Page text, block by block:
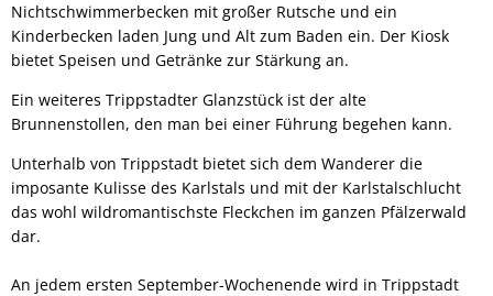
Nichtschwimmerbecken mit großer Rutsche und ein
Kinderbecken laden Jung und Alt zum Baden ein. Der Kiosk
bietet Speisen und Getränke zur Stärkung an.
Ein weiteres Trippstadter Glanzstück ist der alte
Brunnenstollen, den man bei einer Führung begehen kann.
Unterhalb von Trippstadt bietet sich dem Wanderer die
imposante Kulisse des Karlstals und mit der Karlstalschlucht
das wohl wildromantischste Fleckchen im ganzen Pfälzerwald
dar.
An jedem ersten September-Wochenende wird in Trippstadt